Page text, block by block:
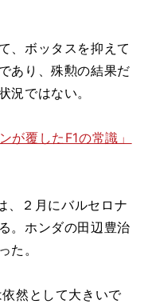
、ボッタスを抑えて
あり、殊勲の結果だ
況ではない。
覆したF1の常識」
２月にバルセロナ
。ホンダの田辺豊治
た。
然として大きいで